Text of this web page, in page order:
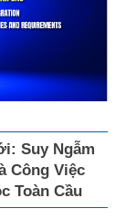
Suy Ngẫm
Công Việc
Toàn Cầu